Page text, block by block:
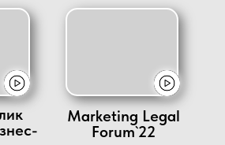
Marketing Legal
Forum`22